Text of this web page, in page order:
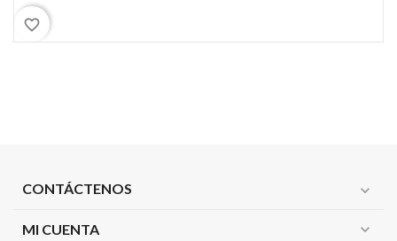
favorite_border
CONTÁCTENOS expand_more
MI CUENTA expand_more